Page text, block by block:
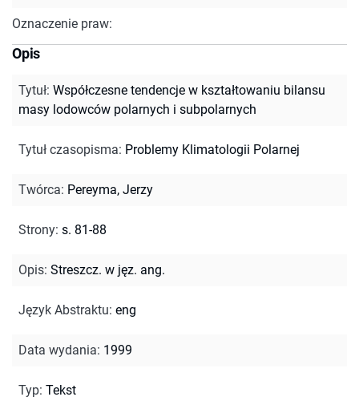
Oznaczenie praw:
Opis
Tytuł: Współczesne tendencje w kształtowaniu bilansu
masy lodowców polarnych i subpolarnych
Tytuł czasopisma: Problemy Klimatologii Polarnej
Twórca: Pereyma, Jerzy
Strony: s. 81-88
Opis: Streszcz. w jęz. ang.
Język Abstraktu: eng
Data wydania: 1999
Typ: Tekst